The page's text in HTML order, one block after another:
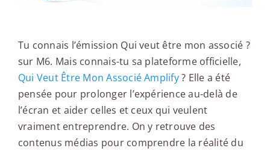
Tu connais l’émission Qui veut être mon associé ?
sur M6. Mais connais-tu sa plateforme officielle,
Qui Veut Être Mon Associé Amplify? Elle a été
pensée pour prolonger l’expérience au-delà de
l’écran et aider celles et ceux qui veulent
vraiment entreprendre. On y retrouve des
contenus médias pour comprendre la réalité du